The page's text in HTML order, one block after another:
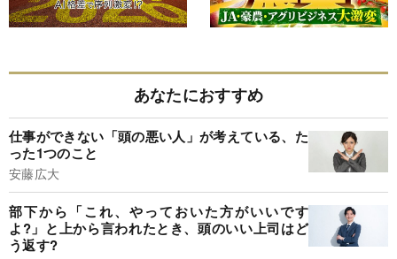
あなたにおすすめ
仕事ができない「頭の悪い人」が考えている、た
った1つのこと
安藤広大
部下から「これ、やっておいた方がいいです
よ?」と上から言われたとき、頭のいい上司はど
う返す?